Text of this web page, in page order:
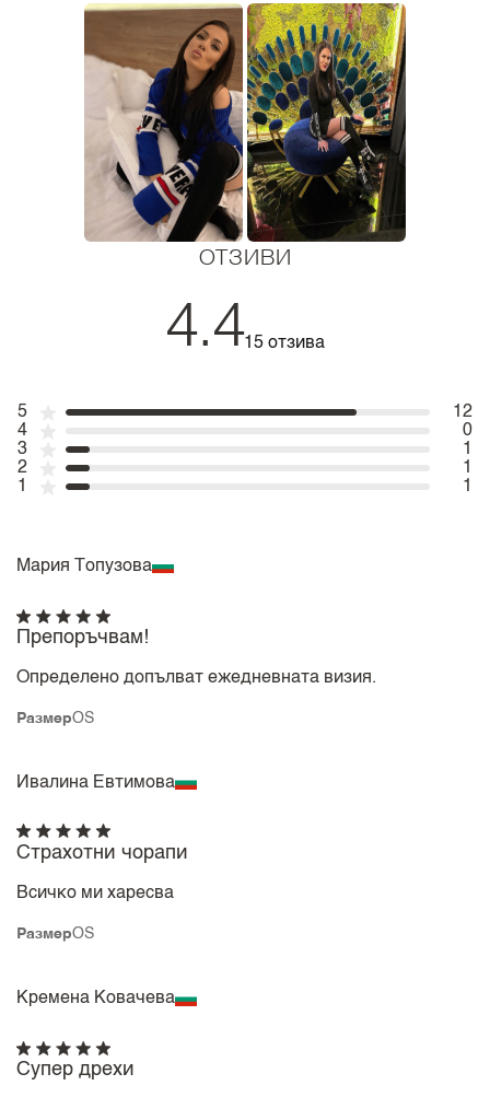
ОТЗИВИ
4.415 отзива
5
12
4
0
3
1
2
1
1
1
Мария Топузова
РазмерOS
Препоръчвам!
Определено допълват ежедневната визия.
Ивалина Евтимова
РазмерOS
Страхотни чорапи
Всичко ми харесва
Кремена Ковачева
Супер дрехи